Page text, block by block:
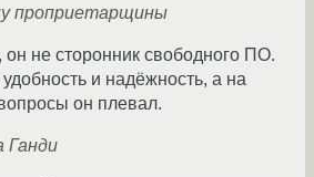
проприетарщины
он не сторонник свободного ПО.
и надёжность, а на
он плевал.
Ганди